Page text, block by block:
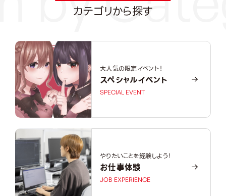
カテゴリから探す
大人気の限定イベント！
スペシャルイベント
SPECIAL EVENT
やりたいことを経験しよう！
お仕事体験
JOB EXPERIENCE